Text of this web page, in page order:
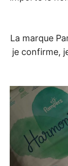
La marque
je confirme,